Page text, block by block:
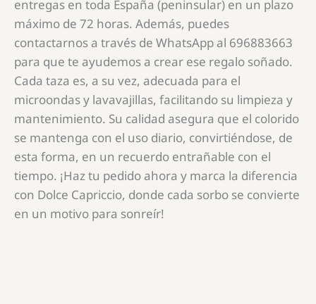
entregas en toda España (peninsular) en un plazo
máximo de 72 horas. Además, puedes
contactarnos a través de WhatsApp al 696883663
para que te ayudemos a crear ese regalo soñado.
Cada taza es, a su vez, adecuada para el
microondas y lavavajillas, facilitando su limpieza y
mantenimiento. Su calidad asegura que el colorido
se mantenga con el uso diario, convirtiéndose, de
esta forma, en un recuerdo entrañable con el
tiempo. ¡Haz tu pedido ahora y marca la diferencia
con Dolce Capriccio, donde cada sorbo se convierte
en un motivo para sonreír!